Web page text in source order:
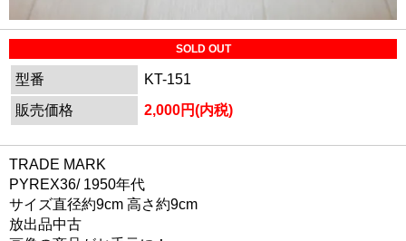
SOLD OUT
型番
KT-151
販売価格
2,000円(内税)
TRADE MARK
PYREX36/ 1950年代
サイズ直径約9cm 高さ約9cm
放出品中古